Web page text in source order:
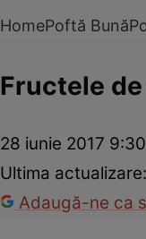
HomePoftă Bună
Fructele
28 iunie 2017 9:30
Ultima actualizare:
Adaugă-ne ca